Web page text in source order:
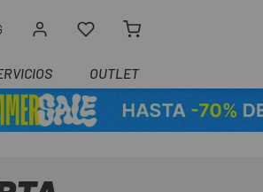
OUTLET